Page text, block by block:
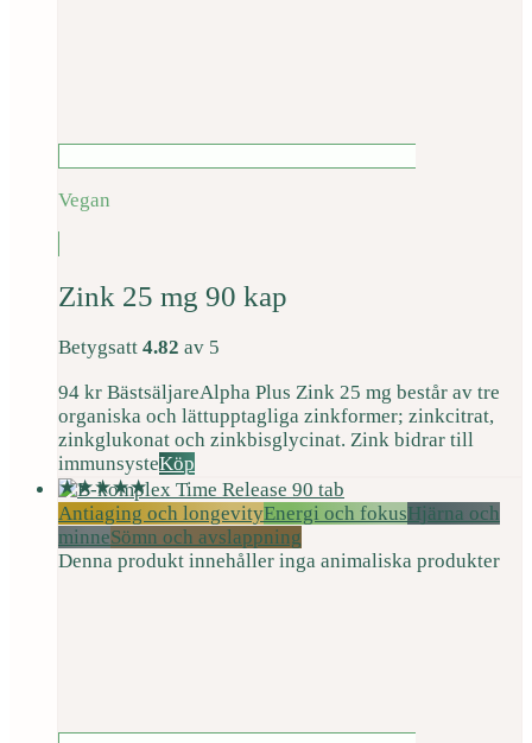
Vegan
Zink 25 mg 90 kap
Betygsatt 4.82 av 5
94 kr BästsäljareAlpha Plus Zink 25 mg består av tre
organiska och lättupptagliga zinkformer; zinkcitrat,
zinkglukonat och zinkbisglycinat. Zink bidrar till
immunsysteKöp
Antiaging och longevityEnergi och fokusHjärna och
minneSömn och avslappning
Denna produkt innehåller inga animaliska produkter